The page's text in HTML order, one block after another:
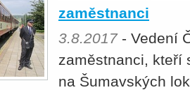
zaměstnanci
3.8.2017- Vedení
zaměstnanci, kteří
na Šumavských